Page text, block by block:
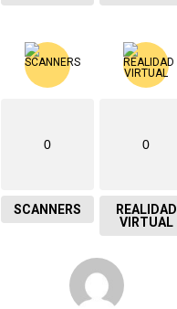
0
SCANNERS
0
REALIDAD
VIRTUAL